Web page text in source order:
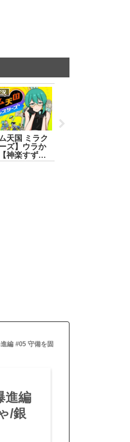
況
天国 ミラク
ズ】ウラか
神楽すず】
編 #05 守備を固
進編
/銀